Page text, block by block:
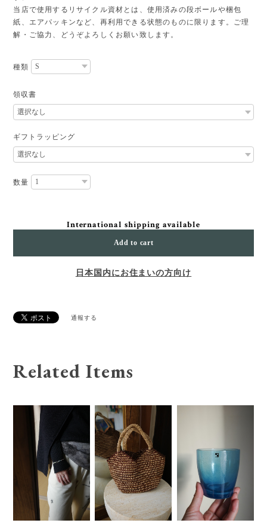
当店で使用するリサイクル資材とは、使用済みの段ボールや梱包
紙、エアパッキンなど、再利用できる状態のものに限ります。ご理
解・ご協力、どうぞよろしくお願い致します。
種類
領収書
ギフトラッピング
数量
International shipping available
Add to cart
日本国内にお住まいの方向け
通報する
Related Items